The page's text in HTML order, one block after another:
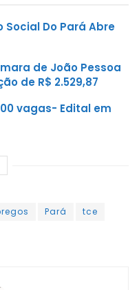
Social Do Pará Abre
de João Pessoa
de R$ 2.529,87
vagas- Edital em
Pará
tce